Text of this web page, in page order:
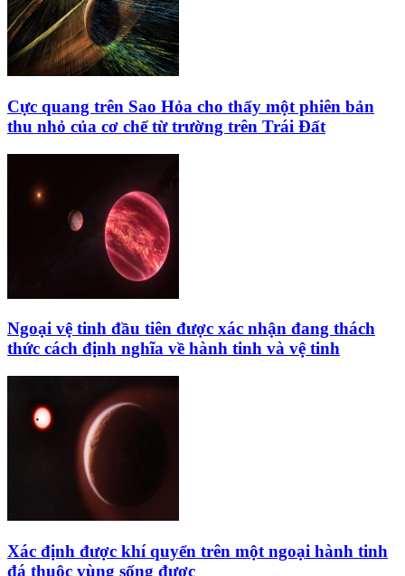
Cực quang trên Sao Hỏa cho thấy một phiên bản
thu nhỏ của cơ chế từ trường trên Trái Đất
Ngoại vệ tinh đầu tiên được xác nhận đang thách
thức cách định nghĩa về hành tinh và vệ tinh
Xác định được khí quyển trên một ngoại hành tinh
đá thuộc vùng sống được